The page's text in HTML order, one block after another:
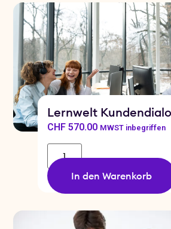
Lernwelt
CHF570.00 MWST inbegriffen
In den Warenkorb